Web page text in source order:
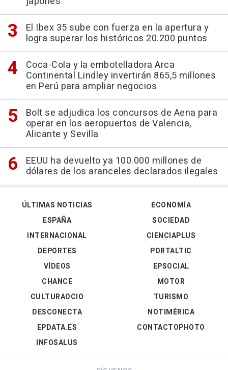
El Ibex 35 sube con fuerza en la apertura y
logra superar los históricos 20.200 puntos
Coca-Cola y la embotelladora Arca
Continental Lindley invertirán 865,5 millones
en Perú para ampliar negocios
Bolt se adjudica los concursos de Aena para
operar en los aeropuertos de Valencia,
Alicante y Sevilla
EEUU ha devuelto ya 100.000 millones de
dólares de los aranceles declarados ilegales
ÚLTIMAS NOTICIAS
ESPAÑA
INTERNACIONAL
DEPORTES
VÍDEOS
ECONOMÍA
SOCIEDAD
CIENCIAPLUS
PORTALTIC
EPSOCIAL
CHANCE
CULTURAOCIO
DESCONECTA
EPDATA.ES
INFOSALUS
MOTOR
TURISMO
NOTIMÉRICA
CONTACTOPHOTO